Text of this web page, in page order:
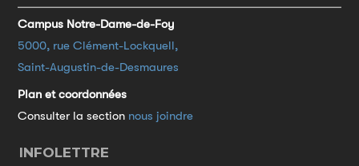
Campus Notre-Dame-de-Foy
5000, rue Clément-Lockquell,
Saint-Augustin-de-Desmaures
Plan et coordonnées
Consulter la section nous joindre
INFOLETTRE